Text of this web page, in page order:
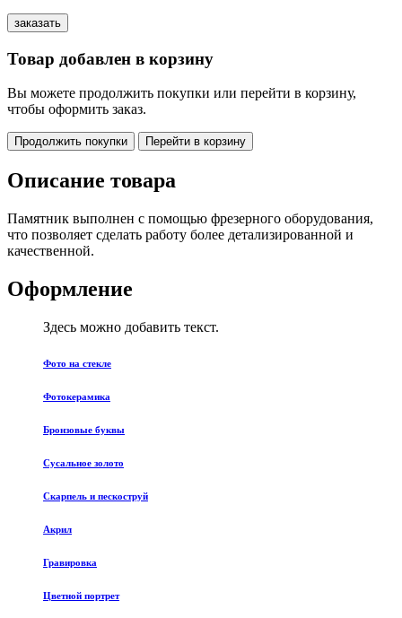
Товар добавлен в корзину
Вы можете продолжить покупки или перейти в корзину,
чтобы оформить заказ.
Продолжить покупки Перейти в корзину
Описание товара
Памятник выполнен с помощью фрезерного оборудования,
что позволяет сделать работу более детализированной и
качественной.
Оформление
Здесь можно добавить текст.
Фото на стекле
Фотокерамика
Бронзовые буквы
Сусальное золото
Скарпель и пескоструй
Акрил
Гравировка
Цветной портрет